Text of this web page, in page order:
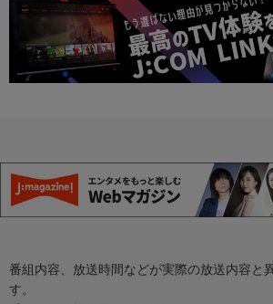
番組内容、放送時間などが実際の放送内容と
す。